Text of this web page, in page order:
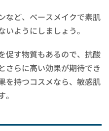
など、ベースメイクで素肌
ようにしましょう。
促す物質もあるので、抗酸
さらに高い効果が期待でき
を持つコスメなら、敏感肌